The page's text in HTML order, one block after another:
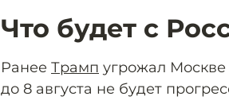
Что будет с
Ранее Трамп угрожал
до 8 августа не будет